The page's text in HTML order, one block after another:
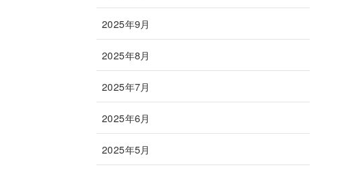
2025年9月
2025年8月
2025年7月
2025年6月
2025年5月